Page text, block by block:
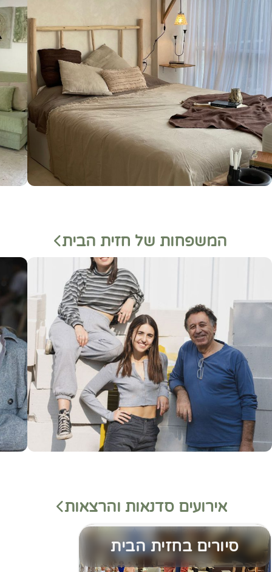
המשפחות של חזית הבית
אירועים סדנאות והרצאות
סיורים בחזית הבית